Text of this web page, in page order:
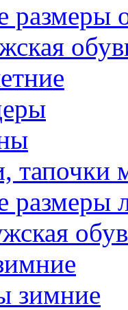
размеры
тапочки
размеры
зимние